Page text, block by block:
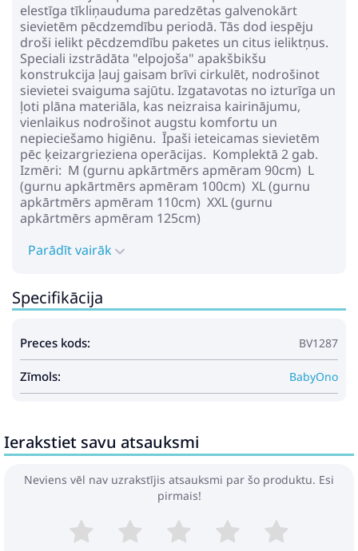
elestīga tīkliņauduma paredzētas galvenokārt
sievietēm pēcdzemdību periodā. Tās dod iespēju
droši ielikt pēcdzemdību paketes un citus ieliktņus.
Speciali izstrādāta "elpojoša" apakšbikšu
konstrukcija ļauj gaisam brīvi cirkulēt, nodrošinot
sievietei svaiguma sajūtu. Izgatavotas no izturīga un
ļoti plāna materiāla, kas neizraisa kairinājumu,
vienlaikus nodrošinot augstu komfortu un
nepieciešamo higiēnu. Īpaši ieteicamas sievietēm
pēc ķeizargrieziena operācijas. Komplektā 2 gab.
Izmēri: M (gurnu apkārtmērs apmēram 90cm) L
(gurnu apkārtmērs apmēram 100cm) XL (gurnu
apkārtmērs apmēram 110cm) XXL (gurnu
apkārtmērs apmēram 125cm)
Parādīt vairāk
Specifikācija
Preces kods: BV1287
Zīmols: BabyOno
Ierakstiet savu atsauksmi
Neviens vēl nav uzrakstījis atsauksmi par šo produktu. Esi
pirmais!